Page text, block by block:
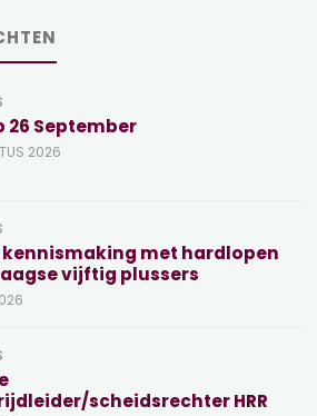
26 September
2026
met hardlopen
vijftig plussers
scheidsrechter HRR